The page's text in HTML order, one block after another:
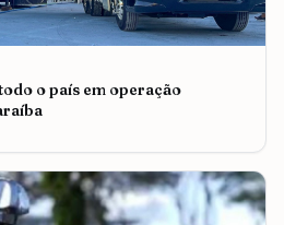
o país em operação